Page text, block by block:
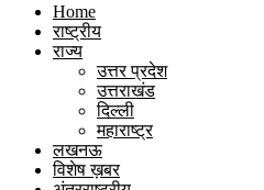
Home
राष्ट्रीय
राज्य
उत्तर प्रदेश
उत्तराखंड
दिल्ली
महाराष्ट्र
लखनऊ
विशेष ख़बर